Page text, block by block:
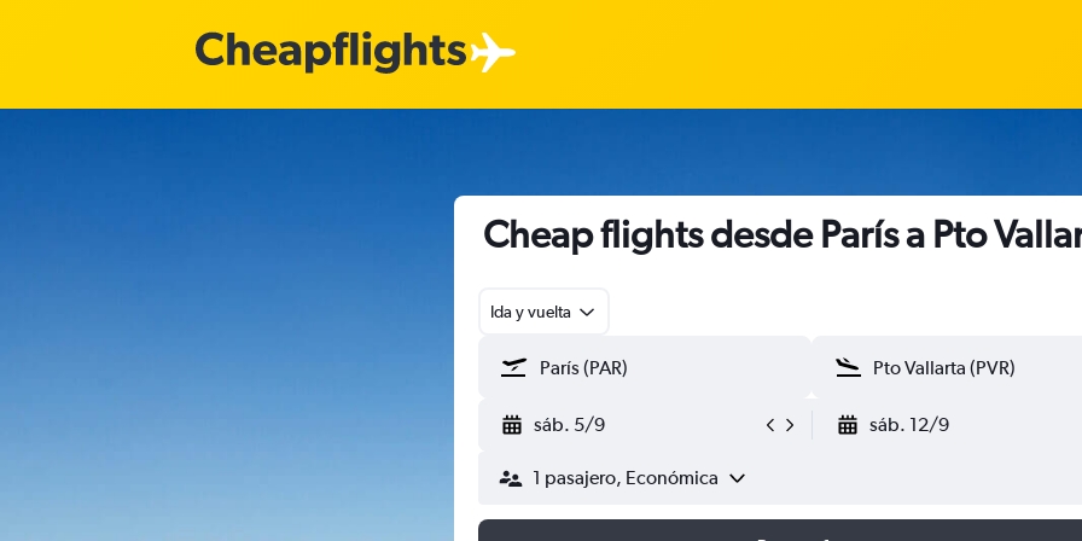
Cheap flights desde París a Pto
Ida y vuelta
sáb. 5/9 sáb. 12/9
1 pasajero, Económica